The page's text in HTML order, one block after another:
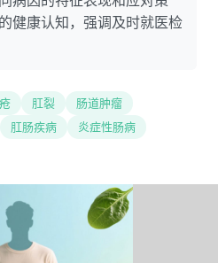
健康认知，强调及时就医检
肛裂
肠道肿瘤
肛肠疾病
炎症性肠病